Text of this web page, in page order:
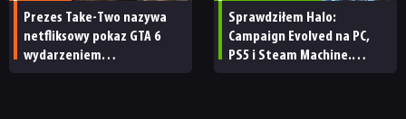
Prezes Take-Two nazywa
netfliksowy pokaz GTA 6
wydarzeniem
Sprawdziłem Halo:
Campaign Evolved na PC,
PS5 i Steam Machine.